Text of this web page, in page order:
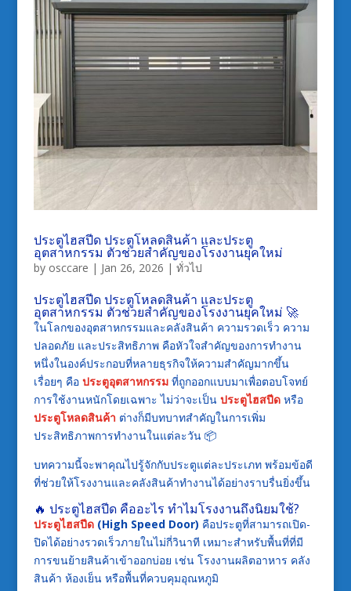
ประตูไฮสปีด ประตูโหลดสินค้า และประตู
อุตสาหกรรม ตัวช่วยสำคัญของโรงงานยุคใหม่
by osccare | Jan 26, 2026 | ทั่วไป
ประตูไฮสปีด ประตูโหลดสินค้า และประตู
อุตสาหกรรม ตัวช่วยสำคัญของโรงงานยุคใหม่ 🚀
ในโลกของอุตสาหกรรมและคลังสินค้า ความรวดเร็ว ความ
ปลอดภัย และประสิทธิภาพ คือหัวใจสำคัญของการทำงาน
หนึ่งในองค์ประกอบที่หลายธุรกิจให้ความสำคัญมากขึ้น
เรื่อยๆ คือ ประตูอุตสาหกรรมที่ถูกออกแบบมาเพื่อตอบโจทย์
การใช้งานหนักโดยเฉพาะ ไม่ว่าจะเป็น ประตูไฮสปีดหรือ
ประตูโหลดสินค้า ต่างก็มีบทบาทสำคัญในการเพิ่ม
ประสิทธิภาพการทำงานในแต่ละวัน 📦
บทความนี้จะพาคุณไปรู้จักกับประตูแต่ละประเภท พร้อมข้อดี
ที่ช่วยให้โรงงานและคลังสินค้าทำงานได้อย่างราบรื่นยิ่งขึ้น
🔥 ประตูไฮสปีด คืออะไร ทำไมโรงงานถึงนิยมใช้?
ประตูไฮสปีด(High Speed Door) คือประตูที่สามารถเปิด-
ปิดได้อย่างรวดเร็วภายในไม่กี่วินาที เหมาะสำหรับพื้นที่ที่มี
การขนย้ายสินค้าเข้าออกบ่อย เช่น โรงงานผลิตอาหาร คลัง
สินค้า ห้องเย็น หรือพื้นที่ควบคุมอุณหภูมิ